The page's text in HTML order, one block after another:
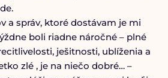
a správ, ktoré dostávam je mi
boli riadne náročné – plné
ješitnosti, ublíženia a
zlé , je na niečo dobré… –